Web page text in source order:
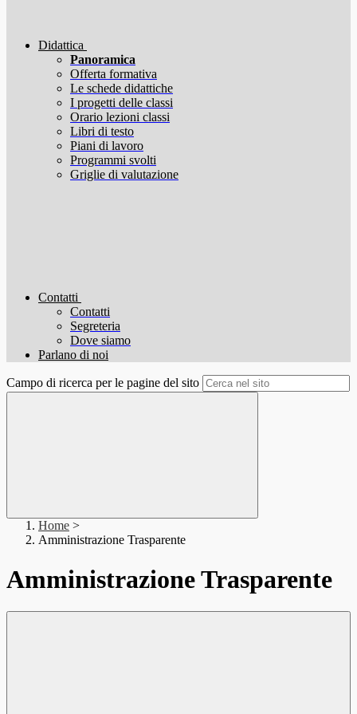
Didattica
Panoramica
Offerta formativa
Le schede didattiche
I progetti delle classi
Orario lezioni classi
Libri di testo
Piani di lavoro
Programmi svolti
Griglie di valutazione
Contatti
Contatti
Segreteria
Dove siamo
Parlano di noi
Campo di ricerca per le pagine del sito
Home >
Amministrazione Trasparente
Amministrazione Trasparente